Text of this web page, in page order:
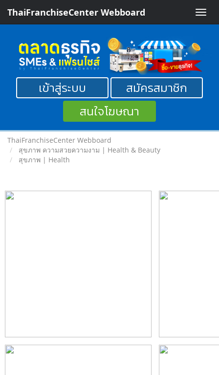
Toggle
ThaiFranchiseCenter Webboard
เข้าสู่ระบบ
สมัครสมาชิก
สนใจโฆษณา
ThaiFranchiseCenter Webboard
สุขภาพ ความสวยความงาม | Health & Beauty
สุขภาพ | Health